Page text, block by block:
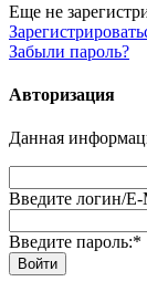
Еще не
Забыли пароль?
Авторизация
Данная
Введите логин/
Введите пароль:*